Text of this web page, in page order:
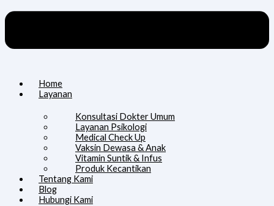
Home
Layanan
Konsultasi Dokter Umum
Layanan Psikologi
Medical Check Up
Vaksin Dewasa & Anak
Vitamin Suntik & Infus
Produk Kecantikan
Tentang Kami
Blog
Hubungi Kami